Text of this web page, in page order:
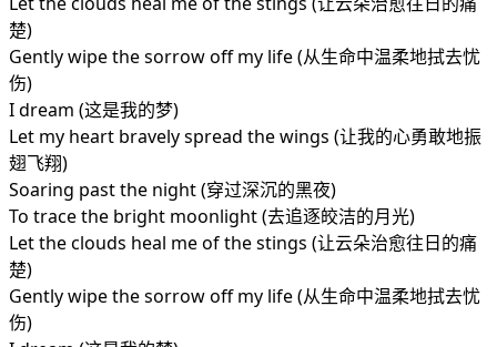
楚)
Gently wipe the sorrow off my life (从生命中温柔地拭去忧
伤)
I dream (这是我的梦)
Let my heart bravely spread the wings (让我的心勇敢地振
翅飞翔)
Soaring past the night (穿过深沉的黑夜)
To trace the bright moonlight (去追逐皎洁的月光)
Let the clouds heal me of the stings (让云朵治愈往日的痛
楚)
Gently wipe the sorrow off my life (从生命中温柔地拭去忧
伤)